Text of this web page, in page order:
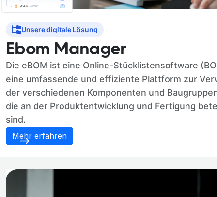
Unsere digitale Lösung
Ebom Manager
Die eBOM ist eine Online-Stücklistensoftware
eine umfassende und effiziente Plattform zur
der verschiedenen Komponenten und
die an der Produktentwicklung und Fertigung
sind.
Mehr erfahren